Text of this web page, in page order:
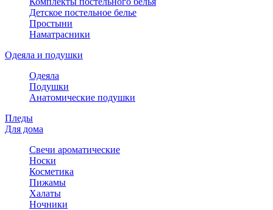
Детское постельное белье
Простыни
Наматрасники
Одеяла и подушки
Одеяла
Подушки
Анатомические подушки
Пледы
Для дома
Свечи ароматические
Носки
Косметика
Пижамы
Халаты
Ночники